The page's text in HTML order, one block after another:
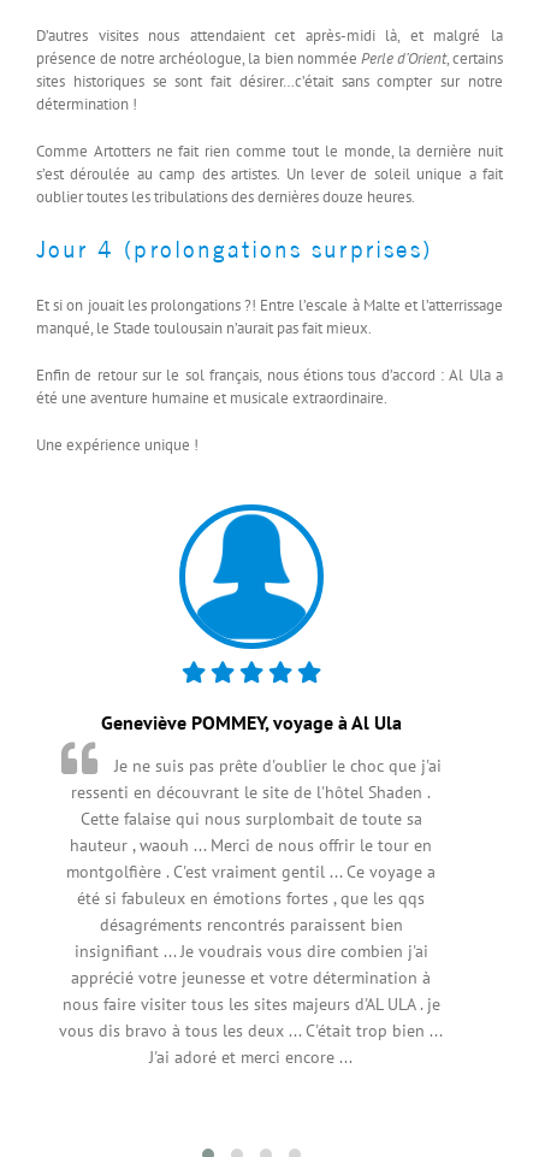
D’autres visites nous attendaient cet après-midi là, et malgré la
présence de notre archéologue, la bien nommée Perle d’Orient, certains
sites historiques se sont fait désirer…c’était sans compter sur notre
détermination !
Comme Artotters ne fait rien comme tout le monde, la dernière nuit
s’est déroulée au camp des artistes. Un lever de soleil unique a fait
oublier toutes les tribulations des dernières douze heures.
Jour 4 (prolongations surprises)
Et si on jouait les prolongations ?! Entre l’escale à Malte et l’atterrissage
manqué, le Stade toulousain n’aurait pas fait mieux.
Enfin de retour sur le sol français, nous étions tous d’accord : Al Ula a
été une aventure humaine et musicale extraordinaire.
Une expérience unique !
Geneviève POMMEY, voyage à Al Ula
Je ne suis pas prête d'oublier le choc que j'ai
ressenti en découvrant le site de l'hôtel Shaden .
Cette falaise qui nous surplombait de toute sa
hauteur , waouh ... Merci de nous offrir le tour en
montgolfière . C'est vraiment gentil ... Ce voyage a
été si fabuleux en émotions fortes , que les qqs
désagréments rencontrés paraissent bien
insignifiant ... Je voudrais vous dire combien j'ai
apprécié votre jeunesse et votre détermination à
nous faire visiter tous les sites majeurs d'AL ULA . je
vous dis bravo à tous les deux ... C'était trop bien ...
J'ai adoré et merci encore ...